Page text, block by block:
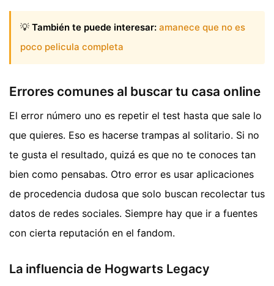
💡 También te puede interesar: amanece que no es
poco pelicula completa
Errores comunes al buscar tu casa online
El error número uno es repetir el test hasta que sale lo
que quieres. Eso es hacerse trampas al solitario. Si no
te gusta el resultado, quizá es que no te conoces tan
bien como pensabas. Otro error es usar aplicaciones
de procedencia dudosa que solo buscan recolectar tus
datos de redes sociales. Siempre hay que ir a fuentes
con cierta reputación en el fandom.
La influencia de Hogwarts Legacy